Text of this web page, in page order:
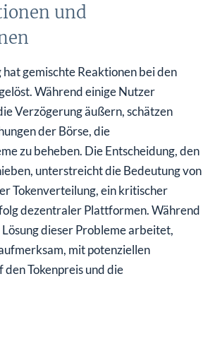
und
gemischte Reaktionen bei den
Während einige Nutzer
Verzögerung äußern, schätzen
der Börse, die
zu beheben. Die Entscheidung, den
unterstreicht die Bedeutung von
Tokenverteilung, ein kritischer
dezentraler Plattformen. Während
dieser Probleme arbeitet,
mit potenziellen
Tokenpreis und die